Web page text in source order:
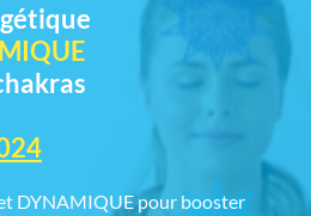
DYNAMIQUE pour booster